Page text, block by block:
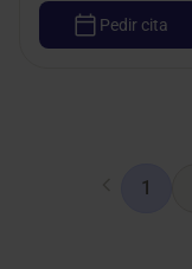
Pedir cita
1